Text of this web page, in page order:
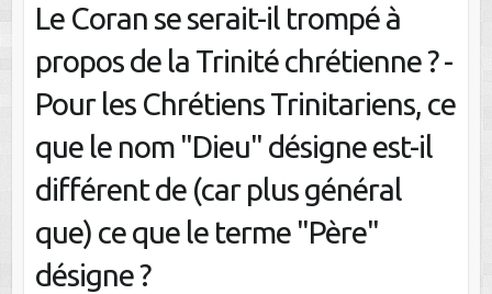
Le Coran se serait-il trompé à
propos de la Trinité chrétienne ? -
Pour les Chrétiens Trinitariens, ce
que le nom "Dieu" désigne est-il
différent de (car plus général
que) ce que le terme "Père"
désigne ?